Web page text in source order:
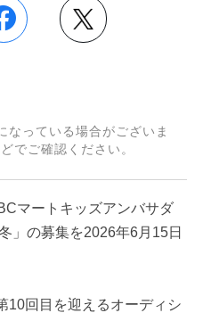
なっている場合がございま
でご確認ください。
マートキッズアンバサダ
」の募集を2026年6月15日
10回目を迎えるオーディシ